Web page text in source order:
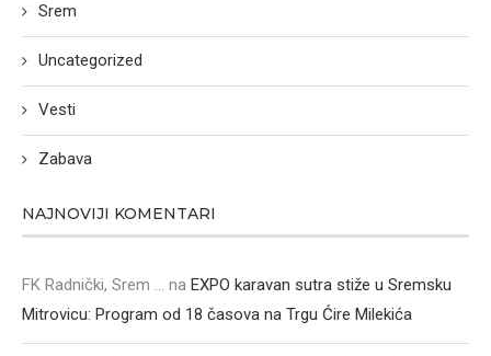
Srem
Uncategorized
Vesti
Zabava
NAJNOVIJI KOMENTARI
FK Radnički, Srem ... na EXPO karavan sutra stiže u Sremsku
Mitrovicu: Program od 18 časova na Trgu Ćire Milekića